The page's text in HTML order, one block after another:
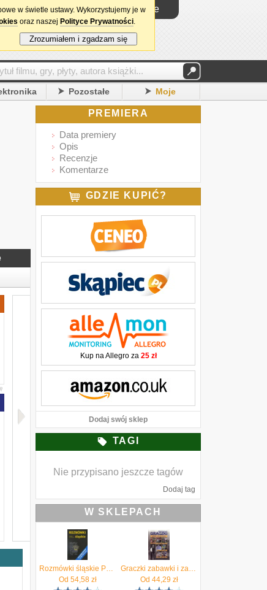
Logowanie
Pozostałe Moje
PREMIERA
Data premiery
Opis
Recenzje
Komentarze
GDZIE KUPIĆ?
Kup na Allegro za 25 zł
Dodaj swój sklep
TAGI
Nie przypisano jeszcze tagów
Dodaj tag
W SKLEPACH
Rozmówki śląskie Podr.do nauki śląskiej godki - Marek Szołtysek
Od 54,58zł
Graczki zabawki i zabawy śląskie - Marek Szołtysek
Od 44,29 zł
w świetle ustawy. Wykorzystujemy je w
oraz naszej Polityce Prywatności.
Zrozumiałem i zgadzam się